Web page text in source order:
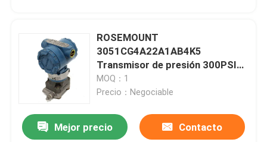
Productos
Sobre nosotros
Viaje de la fábrica
ROSEMOUNT
3051CG4A22A1AB4K5
Transmisor de presión 300PSI
10,5-55V-DC
MOQ：1
Precio：Negociable
Mejor precio Contacto